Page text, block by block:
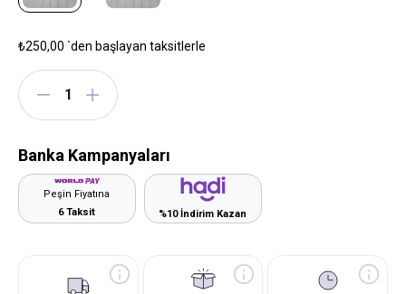
₺250,00 `den başlayan taksitlerle
Banka Kampanyaları
Peşin Fiyatına
6 Taksit
%10 İndirim Kazan